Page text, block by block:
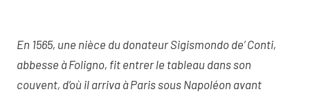
En 1565, une nièce du donateur Sigismondo de’ Conti,
abbesse à Foligno, fit entrer le tableau dans son
couvent, d’où il arriva à Paris sous Napoléon avant